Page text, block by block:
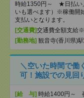
時給1350円～ ★日払い
いも選べます）※稼働開
支払いとなります。
[交通費]交通費全額支給
[勤務地] 観音寺(香川県)駅
＼空いた時間で働
可！施設での見回
[給 与] 時給1400円～